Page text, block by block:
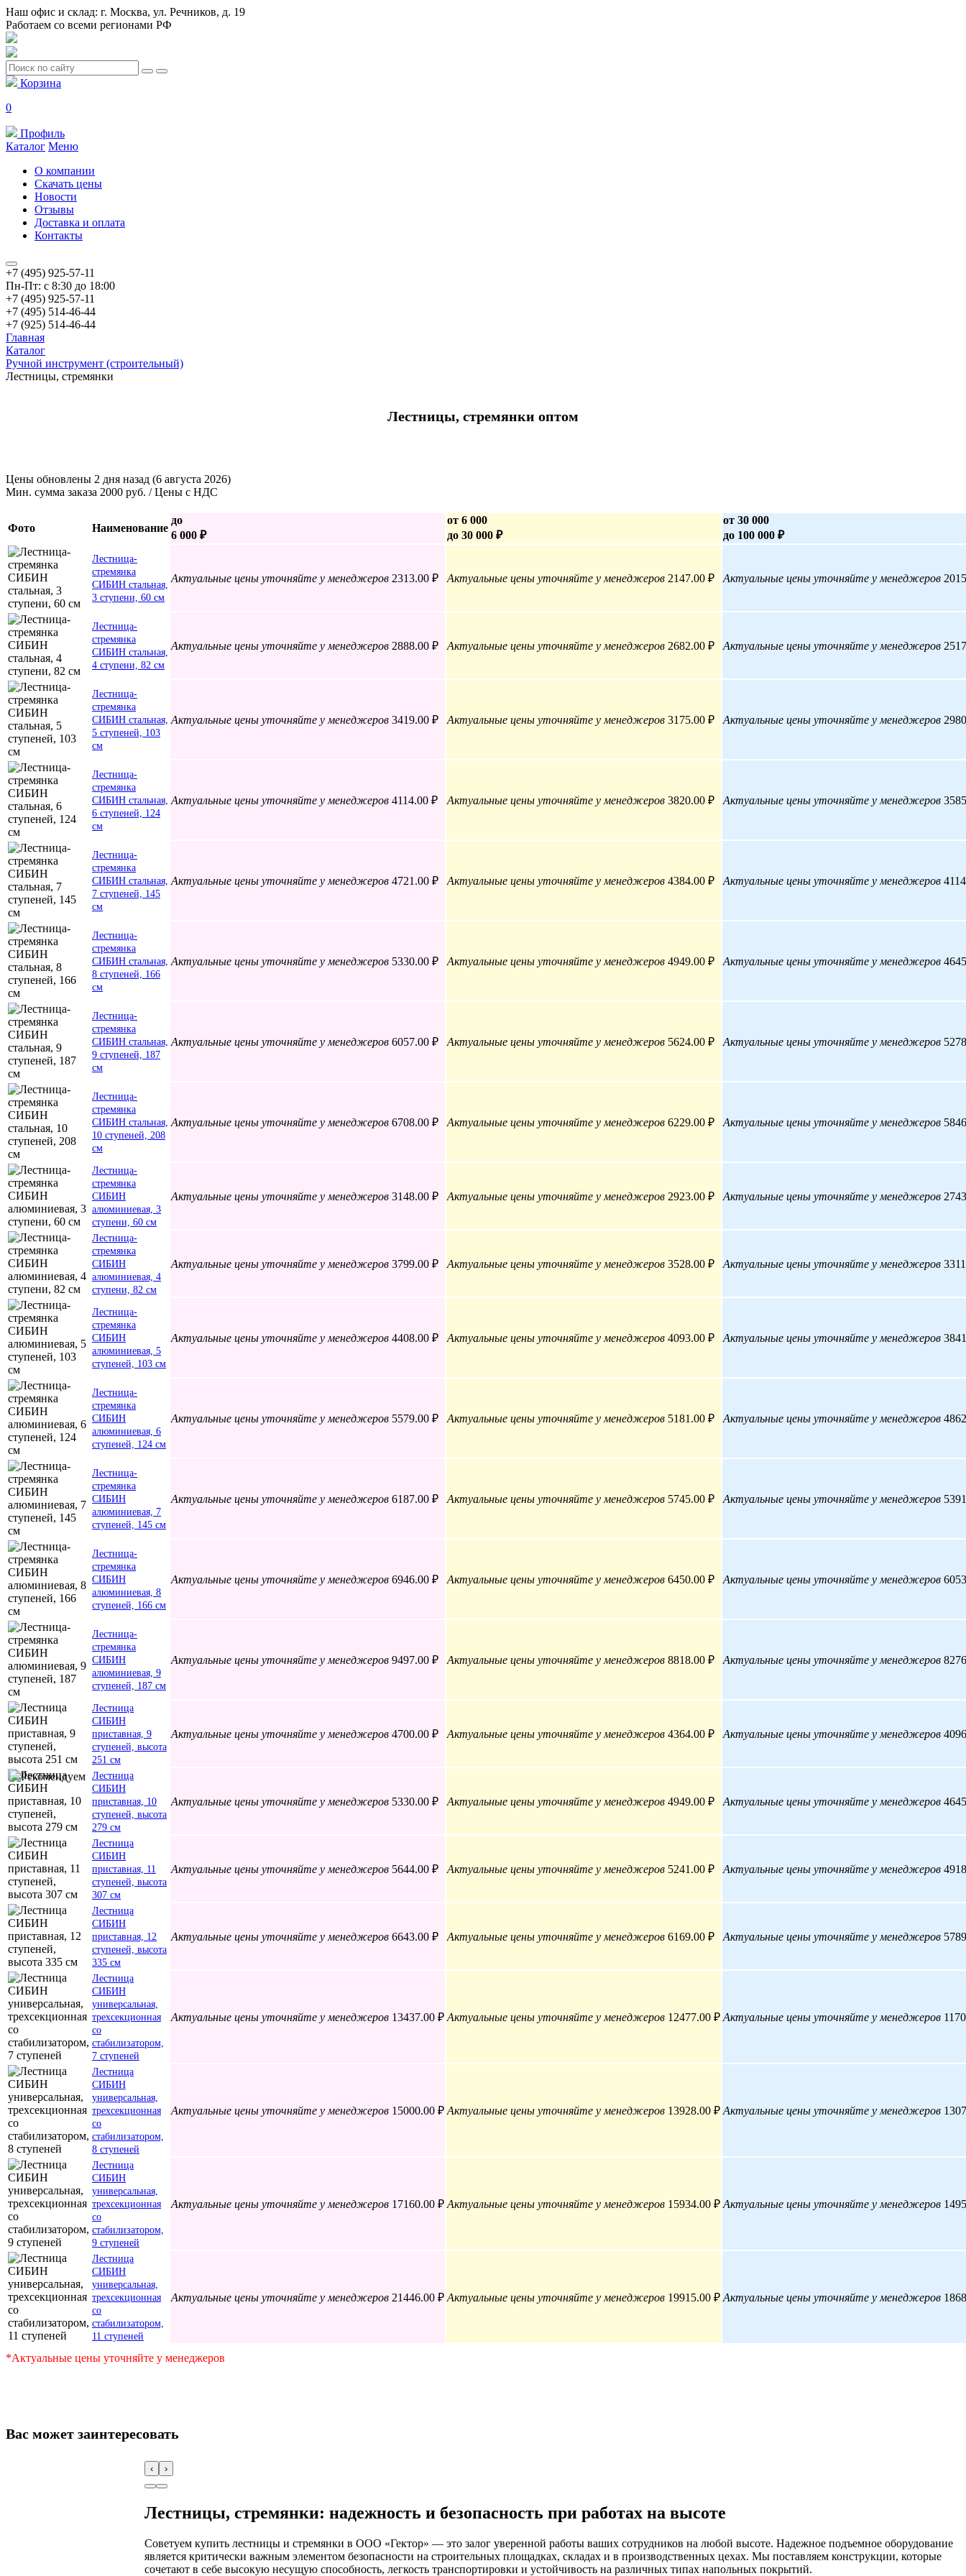
Наш офис и склад: г. Москва, ул. Речников, д. 19
Работаем со всеми регионами РФ
Корзина
0
Профиль
Каталог Меню
О компании
Скачать цены
Новости
Отзывы
Доставка и оплата
Контакты
+7 (495) 925-57-11
Пн-Пт: с 8:30 до 18:00
+7 (495) 925-57-11
+7 (495) 514-46-44
+7 (925) 514-46-44
Главная
Каталог
Ручной инструмент (строительный)
Лестницы, стремянки
Лестницы, стремянки оптом
Цены обновлены 2 дня назад (6 августа 2026)
Мин. сумма заказа 2000 руб. / Цены с НДС
Фото Наименование
до
6 000 ₽
от 6 000
до 30 000 ₽
от 30 000
до 100 000 ₽
Лестница-
стремянка
СИБИН стальная,
3 ступени, 60 см
Актуальные цены уточняйте у менеджеров 2313.00 ₽ Актуальные цены уточняйте у менеджеров 2147.00 ₽ Актуальные цены уточняйте у менеджеров
Лестница-
стремянка
СИБИН стальная,
4 ступени, 82 см
Актуальные цены уточняйте у менеджеров 2888.00 ₽ Актуальные цены уточняйте у менеджеров 2682.00 ₽ Актуальные цены уточняйте у менеджеров
Лестница-
стремянка
СИБИН стальная,
5 ступеней, 103
см
Актуальные цены уточняйте у менеджеров 3419.00 ₽ Актуальные цены уточняйте у менеджеров 3175.00 ₽ Актуальные цены уточняйте у менеджеров
Лестница-
стремянка
СИБИН стальная,
6 ступеней, 124
см
Актуальные цены уточняйте у менеджеров 4114.00 ₽ Актуальные цены уточняйте у менеджеров 3820.00 ₽ Актуальные цены уточняйте у менеджеров
Лестница-
стремянка
СИБИН стальная,
7 ступеней, 145
см
Актуальные цены уточняйте у менеджеров 4721.00 ₽ Актуальные цены уточняйте у менеджеров 4384.00 ₽ Актуальные цены уточняйте у менеджеров
Лестница-
стремянка
СИБИН стальная,
8 ступеней, 166
см
Актуальные цены уточняйте у менеджеров 5330.00 ₽ Актуальные цены уточняйте у менеджеров 4949.00 ₽ Актуальные цены уточняйте у менеджеров
Лестница-
стремянка
СИБИН стальная,
9 ступеней, 187
см
Актуальные цены уточняйте у менеджеров 6057.00 ₽ Актуальные цены уточняйте у менеджеров 5624.00 ₽ Актуальные цены уточняйте у менеджеров
Лестница-
стремянка
СИБИН стальная,
10 ступеней, 208
см
Актуальные цены уточняйте у менеджеров 6708.00 ₽ Актуальные цены уточняйте у менеджеров 6229.00 ₽ Актуальные цены уточняйте у менеджеров
Лестница-
стремянка
СИБИН
алюминиевая, 3
ступени, 60 см
Актуальные цены уточняйте у менеджеров 3148.00 ₽ Актуальные цены уточняйте у менеджеров 2923.00 ₽ Актуальные цены уточняйте у менеджеров
Лестница-
стремянка
СИБИН
алюминиевая, 4
ступени, 82 см
Актуальные цены уточняйте у менеджеров 3799.00 ₽ Актуальные цены уточняйте у менеджеров 3528.00 ₽ Актуальные цены уточняйте у менеджеров
Лестница-
стремянка
СИБИН
алюминиевая, 5
ступеней, 103 см
Актуальные цены уточняйте у менеджеров 4408.00 ₽ Актуальные цены уточняйте у менеджеров 4093.00 ₽ Актуальные цены уточняйте у менеджеров
Лестница-
стремянка
СИБИН
алюминиевая, 6
ступеней, 124 см
Актуальные цены уточняйте у менеджеров 5579.00 ₽ Актуальные цены уточняйте у менеджеров 5181.00 ₽ Актуальные цены уточняйте у менеджеров
Лестница-
стремянка
СИБИН
алюминиевая, 7
ступеней, 145 см
Актуальные цены уточняйте у менеджеров 6187.00 ₽ Актуальные цены уточняйте у менеджеров 5745.00 ₽ Актуальные цены уточняйте у менеджеров
Лестница-
стремянка
СИБИН
алюминиевая, 8
ступеней, 166 см
Актуальные цены уточняйте у менеджеров 6946.00 ₽ Актуальные цены уточняйте у менеджеров 6450.00 ₽ Актуальные цены уточняйте у менеджеров
Лестница-
стремянка
СИБИН
алюминиевая, 9
ступеней, 187 см
Актуальные цены уточняйте у менеджеров 9497.00 ₽ Актуальные цены уточняйте у менеджеров 8818.00 ₽ Актуальные цены уточняйте у менеджеров
Лестница
СИБИН
приставная, 9
ступеней, высота
251 см
Актуальные цены уточняйте у менеджеров 4700.00 ₽ Актуальные цены уточняйте у менеджеров 4364.00 ₽ Актуальные цены уточняйте у менеджеров
Лестница
СИБИН
приставная, 10
ступеней, высота
279 см
Актуальные цены уточняйте у менеджеров 5330.00 ₽ Актуальные цены уточняйте у менеджеров 4949.00 ₽ Актуальные цены уточняйте у менеджеров
Лестница
СИБИН
приставная, 11
ступеней, высота
307 см
Актуальные цены уточняйте у менеджеров 5644.00 ₽ Актуальные цены уточняйте у менеджеров 5241.00 ₽ Актуальные цены уточняйте у менеджеров
Лестница
СИБИН
приставная, 12
ступеней, высота
335 см
Актуальные цены уточняйте у менеджеров 6643.00 ₽ Актуальные цены уточняйте у менеджеров 6169.00 ₽ Актуальные цены уточняйте у менеджеров
Лестница
СИБИН
универсальная,
трехсекционная
со
стабилизатором,
7 ступеней
Актуальные цены уточняйте у менеджеров 13437.00 ₽ Актуальные цены уточняйте у менеджеров 12477.00 ₽ Актуальные цены уточняйте у менеджеров
Лестница
СИБИН
универсальная,
трехсекционная
со
стабилизатором,
8 ступеней
Актуальные цены уточняйте у менеджеров 15000.00 ₽ Актуальные цены уточняйте у менеджеров 13928.00 ₽ Актуальные цены уточняйте у менеджеров
Лестница
СИБИН
универсальная,
трехсекционная
со
стабилизатором,
9 ступеней
Актуальные цены уточняйте у менеджеров 17160.00 ₽ Актуальные цены уточняйте у менеджеров 15934.00 ₽ Актуальные цены уточняйте у менеджеров
Лестница
СИБИН
универсальная,
трехсекционная
со
стабилизатором,
11 ступеней
Актуальные цены уточняйте у менеджеров 21446.00 ₽ Актуальные цены уточняйте у менеджеров 19915.00 ₽ Актуальные цены уточняйте у менеджеров
*Актуальные цены уточняйте у менеджеров
Вас может заинтересовать
‹ ›
Лестницы, стремянки: надежность и безопасность при работах на высоте
Советуем купить лестницы и стремянки в ООО «Гектор» — это залог уверенной работы ваших сотрудников на любой высоте. Надежное подъемное оборудование
является критически важным элементом безопасности на строительных площадках, складах и в производственных цехах. Мы поставляем конструкции, которые
сочетают в себе высокую несущую способность, легкость транспортировки и устойчивость на различных типах напольных покрытий.